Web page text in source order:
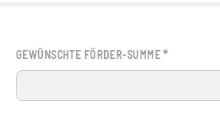
GEWÜNSCHTE FÖRDER-SUMME*